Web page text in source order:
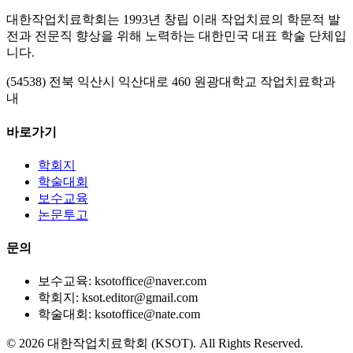
대한작업치료학회는 1993년 창립 이래 작업치료의 학문적 발
전과 전문직 향상을 위해 노력하는 대한민국 대표 학술 단체입
니다.
(54538) 전북 익산시 익산대로 460 원광대학교 작업치료학과
내
바로가기
학회지
학술대회
보수교육
논문투고
문의
보수교육: ksotoffice@naver.com
학회지: ksot.editor@gmail.com
학술대회: ksotoffice@nate.com
© 2026 대한작업치료학회 (KSOT). All Rights Reserved.